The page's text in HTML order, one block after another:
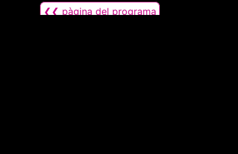
❮❮ pàgina del programa